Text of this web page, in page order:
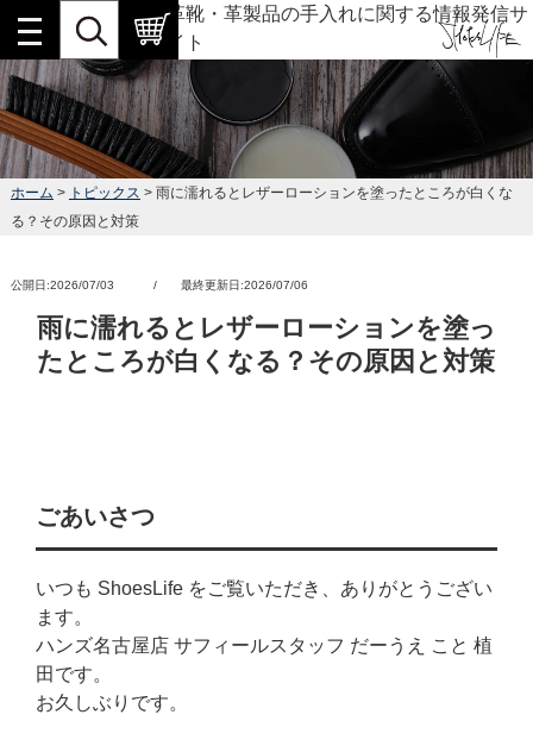
革靴・革製品の手入れに関する情報発信サ
イト
ホーム > トピックス > 雨に濡れるとレザーローションを塗ったところが白くな
る？その原因と対策
公開日:2026/07/03 / 最終更新日:2026/07/06
雨に濡れるとレザーローションを塗っ
たところが白くなる？その原因と対策
ごあいさつ
いつも ShoesLife をご覧いただき、ありがとうござい
ます。
ハンズ名古屋店 サフィールスタッフ だーうえ こと 植
田です。
お久しぶりです。